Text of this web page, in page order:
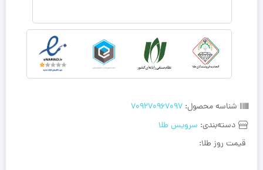
شناسه محصول: 709270967097
دسته‌بندی: سرویس طلا
قیمت روز طلا: